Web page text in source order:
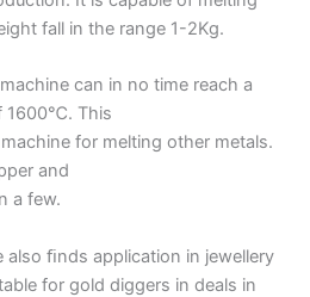
fall in the range 1-2Kg.
can in no time reach a
1600℃. This
for melting other metals.
and
a few.
also ﬁnds application in jewellery
for gold diggers in deals in